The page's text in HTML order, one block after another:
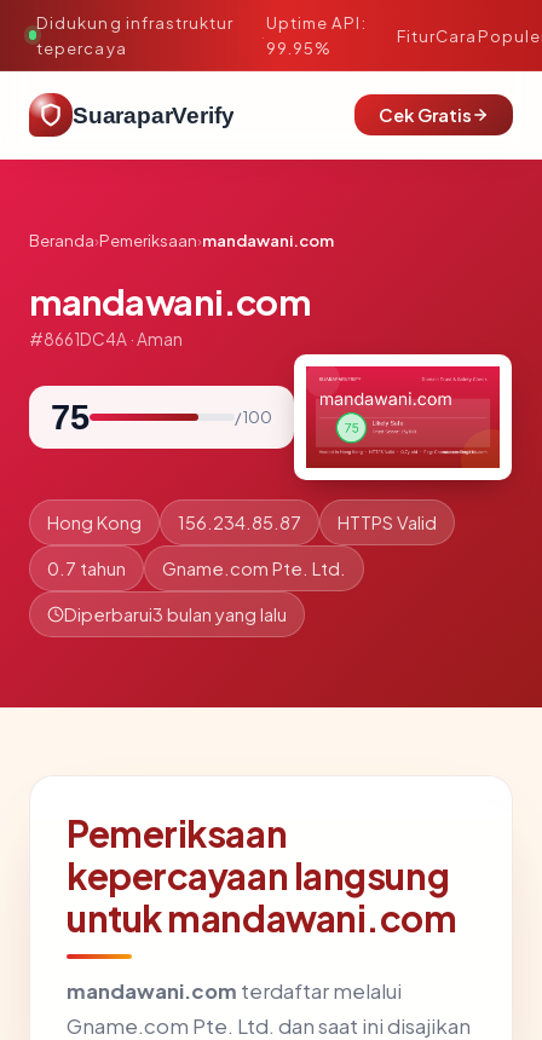
Didukung infrastruktur
tepercaya
·
Uptime API:
99.95%
FiturCara
SuaraparVerify Cek Gratis
Beranda›Pemeriksaan›mandawani.com
mandawani.com
#8661DC4A · Aman
75 / 100
Hong Kong 156.234.85.87 HTTPS Valid
0.7 tahun Gname.com Pte. Ltd.
Diperbarui3 bulan yang lalu
Pemeriksaan
kepercayaan langsung
untuk mandawani.com
mandawani.com terdaftar melalui
Gname.com Pte. Ltd. dan saat ini disajikan